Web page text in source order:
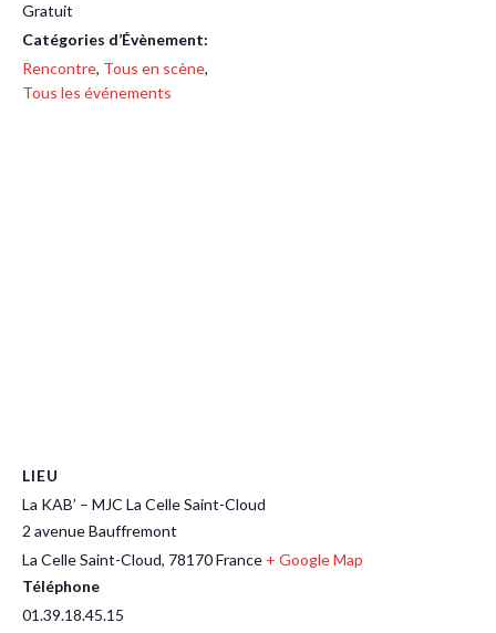
Gratuit
Catégories d’Évènement:
Rencontre, Tous en scène,
Tous les événements
LIEU
La KAB’ – MJC La Celle Saint-Cloud
2 avenue Bauffremont
La Celle Saint-Cloud, 78170France + Google Map
Téléphone
01.39.18.45.15